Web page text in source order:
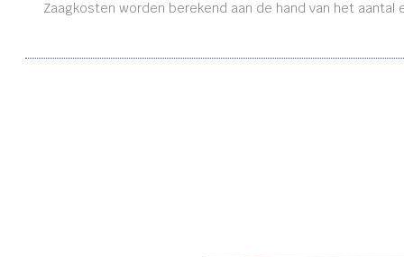
Zaagkosten worden berekend aan de hand van het